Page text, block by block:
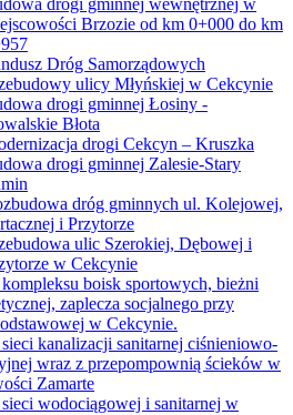
drogi gminnej wewnętrznej w
Brzozie od km 0+000 do km
Dróg Samorządowych
ulicy Młyńskiej w Cekcynie
drogi gminnej Łosiny -
Błota
drogi Cekcyn – Kruszka
drogi gminnej Zalesie-Stary
dróg gminnych ul. Kolejowej,
i Przytorze
ulic Szerokiej, Dębowej i
w Cekcynie
boisk sportowych, bieżni
zaplecza socjalnego przy
w Cekcynie.
kanalizacji sanitarnej ciśnieniowo-
wraz z przepompownią ścieków w
Zamarte
wodociągowej i sanitarnej w